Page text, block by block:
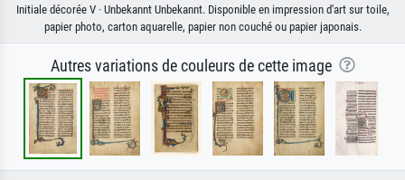
Initiale décorée V · Unbekannt Unbekannt. Disponible en impression d'art sur toile,
papier photo, carton aquarelle, papier non couché ou papier japonais.
Autres variations de couleurs de cette image